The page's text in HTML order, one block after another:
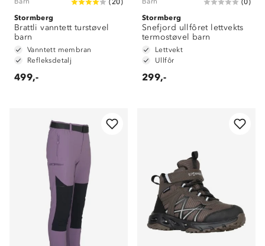
( 20)
Stormberg
Brattli vanntett turstøvel
barn
Vanntett membran
Refleksdetalj
499,-
(0)
Stormberg
Snefjord ullfôret lettvekts
termostøvel barn
Lettvekt
Ullfôr
299,-